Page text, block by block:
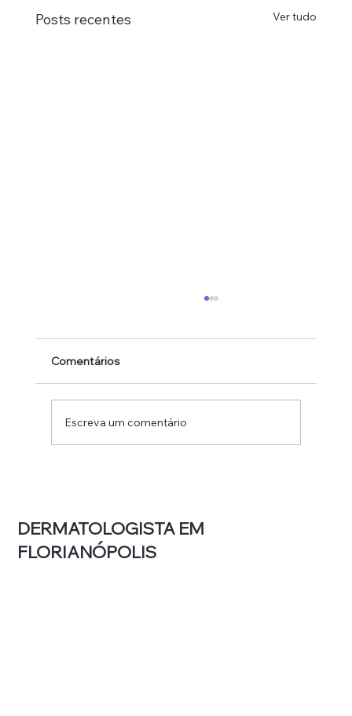
Posts recentes Ver tudo
Comentários
Escreva um comentário
DERMATOLOGISTA EM
FLORIANÓPOLIS